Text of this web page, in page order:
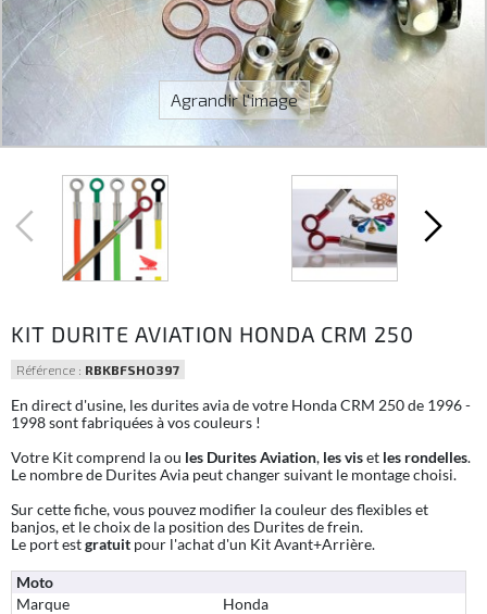
Agrandir l'image
KIT DURITE AVIATION HONDA CRM 250
Référence : RBKBFSHO397
En direct d'usine, les durites avia de votre Honda CRM 250 de 1996 -
1998 sont fabriquées à vos couleurs !
Votre Kit comprend la ou les Durites Aviation, les viset les rondelles.
Le nombre de Durites Avia peut changer suivant le montage choisi.
Sur cette fiche, vous pouvez modifier la couleur des flexibles et
banjos, et le choix de la position des Durites de frein.
Le port estgratuit pour l'achat d'un Kit Avant+Arrière.
Moto
Marque
Honda